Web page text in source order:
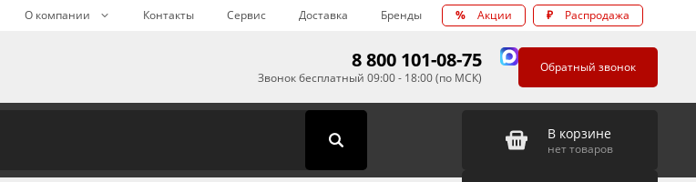
О компании Контакты Сервис Доставка Бренды % Акции ₽ Распродажа
8 800 101-08-75
Звонок бесплатный 09:00 - 18:00 (по МСК)
Обратный звонок
В корзине
нет товаров